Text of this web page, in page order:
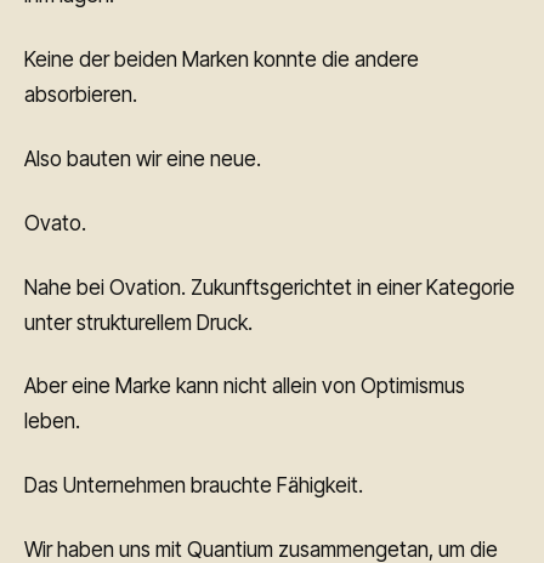
Keine der beiden Marken konnte die andere
absorbieren.
Also bauten wir eine neue.
Ovato.
Nahe bei Ovation. Zukunftsgerichtet in einer Kategorie
unter strukturellem Druck.
Aber eine Marke kann nicht allein von Optimismus
leben.
Das Unternehmen brauchte Fähigkeit.
Wir haben uns mit Quantium zusammengetan, um die